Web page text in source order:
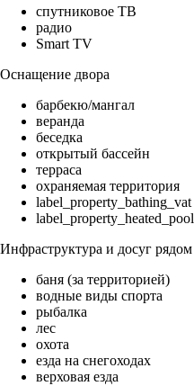
спутниковое ТВ
радио
Smart TV
Оснащение двора
барбекю/мангал
веранда
беседка
открытый бассейн
терраса
охраняемая территория
label_property_bathing_vat
label_property_heated_pool
Инфраструктура и досуг рядом
баня (за территорией)
водные виды спорта
рыбалка
лес
охота
езда на снегоходах
верховая езда